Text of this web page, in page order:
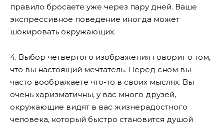
правило бросаете уже через пару дней. Ваше
экспрессивное поведение иногда может
шокировать окружающих.
4. Выбор четвертого изображения говорит о том,
что вы настоящий мечтатель. Перед сном вы
часто воображаете что-то в своих мыслях. Вы
очень харизматичны, у вас много друзей,
окружающие видят в вас жизнерадостного
человека, который быстро становится душой